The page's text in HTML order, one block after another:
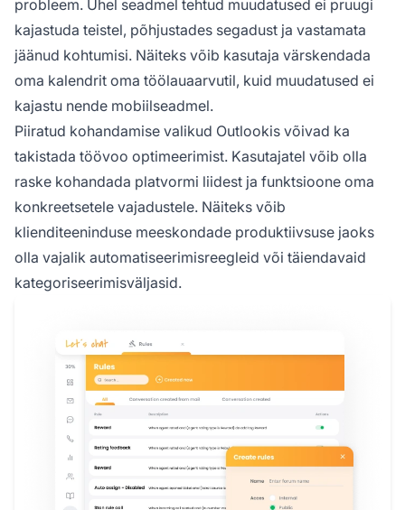
probleem. Ühel seadmel tehtud muudatused ei pruugi
kajastuda teistel, põhjustades segadust ja vastamata
jäänud kohtumisi. Näiteks võib kasutaja värskendada
oma kalendrit oma töölauaarvutil, kuid muudatused ei
kajastu nende mobiilseadmel.
Piiratud kohandamise valikud Outlookis võivad ka
takistada töövoo optimeerimist. Kasutajatel võib olla
raske kohandada platvormi liidest ja funktsioone oma
konkreetsetele vajadustele. Näiteks võib
klienditeeninduse meeskondade produktiivsuse jaoks
olla vajalik automatiseerimisreegleid või täiendavaid
kategoriseerimisväljasid.